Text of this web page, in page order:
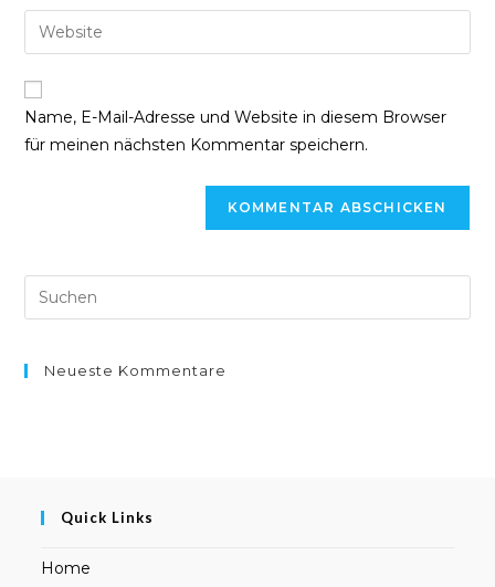
zum
Kommentieren
ein
E-
Mail-
zum
Kommentieren
ein
Gib
deine
Website-
URL
Name, E-Mail-Adresse und Website in diesem Browser
für meinen nächsten Kommentar speichern.
Neueste Kommentare
Quick Links
Home